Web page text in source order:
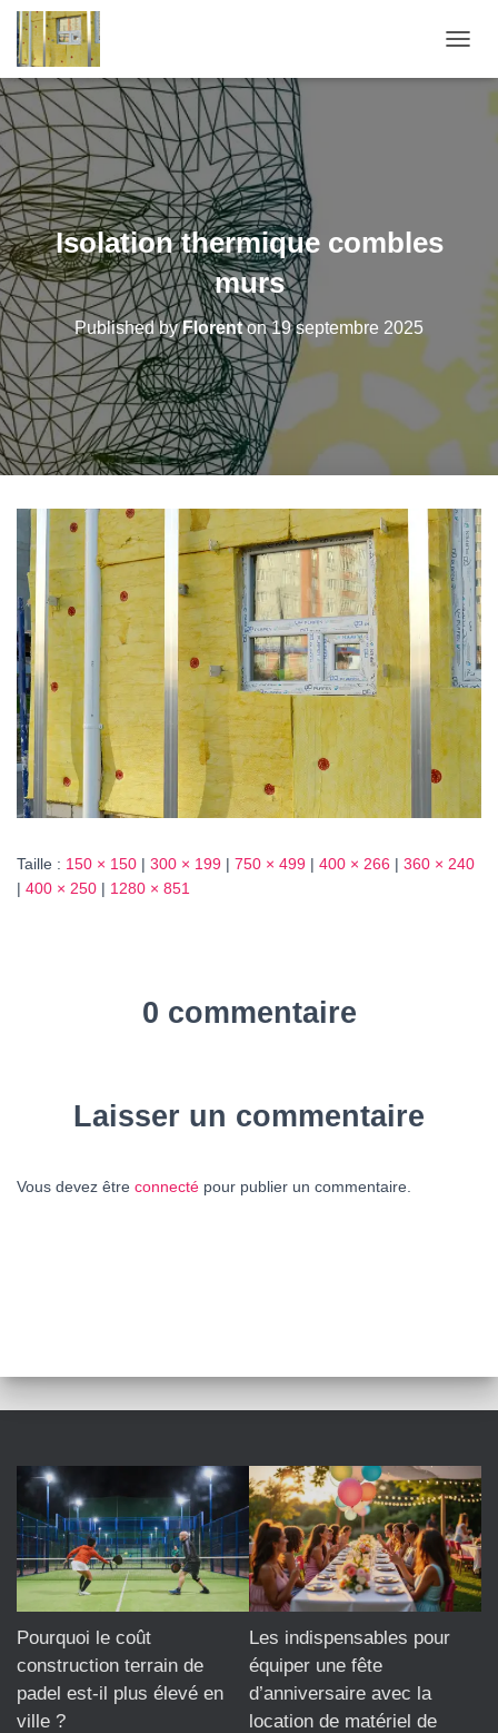
U
A
I
O
N
Isolation thermique combles
murs
Published byFlorenton19 septembre 2025
Taille : 150 × 150 | 300 × 199 | 750 × 499 | 400 × 266 | 360 × 240
| 400 × 250 | 1280 × 851
0 commentaire
Laisser un commentaire
Vous devez être connecté pour publier un commentaire.
Pourquoi le coût
construction terrain de
padel est-il plus élevé en
ville ?
Les indispensables pour
équiper une fête
d’anniversaire avec la
location de matériel de